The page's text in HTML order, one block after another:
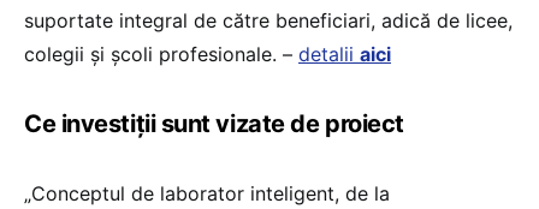
suportate integral de către beneficiari, adică de licee,
colegii și școli profesionale. – detalii aici
Ce investiții sunt vizate de proiect
„Conceptul de laborator inteligent, de la